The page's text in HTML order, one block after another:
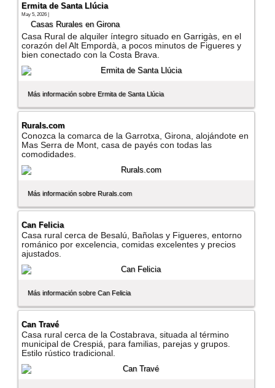
Ermita de Santa Llúcia
May 5, 2026 |
Casas Rurales en Girona
Casa Rural de alquiler íntegro situado en Garrigàs, en el
corazón del Alt Empordà, a pocos minutos de Figueres y
bien conectado con la Costa Brava.
Más información sobre Ermita de Santa Llúcia
Rurals.com
Conozca la comarca de la Garrotxa, Girona, alojándote en
Mas Serra de Mont, casa de payés con todas las
comodidades.
Más información sobre Rurals.com
Can Felicia
Casa rural cerca de Besalú, Bañolas y Figueres, entorno
románico por excelencia, comidas excelentes y precios
ajustados.
Más información sobre Can Felicia
Can Travé
Casa rural cerca de la Costabrava, situada al término
municipal de Crespiá, para familias, parejas y grupos.
Estilo rústico tradicional.